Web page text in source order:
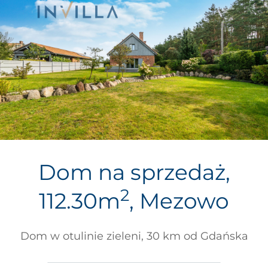
Dom na sprzedaż,
112.30m2, Mezowo
Dom w otulinie zieleni, 30 km od Gdańska